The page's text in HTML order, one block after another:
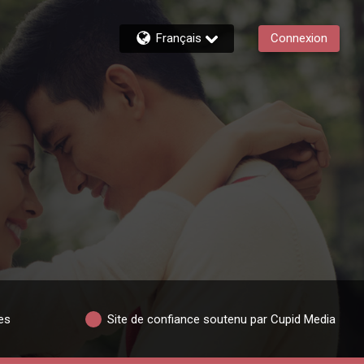
Français Connexion
Site de confiance soutenu par Cupid Media